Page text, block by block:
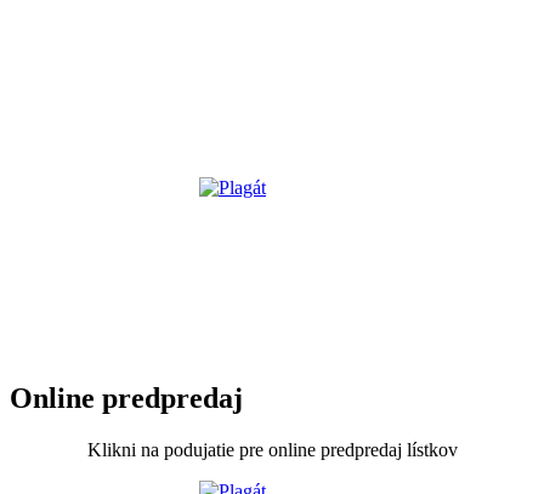
Online predpredaj
Klikni na podujatie pre online predpredaj lístkov